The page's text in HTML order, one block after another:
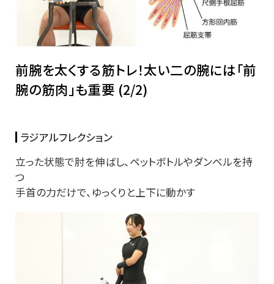
前腕を太くする筋トレ！太い二の腕には「前
腕の筋肉」も重要 (2/2)
ラジアルフレクション
立った状態で肘を伸ばし、ペットボトルやダンベルを持
つ
手首の力だけで、ゆっくりと上下に動かす